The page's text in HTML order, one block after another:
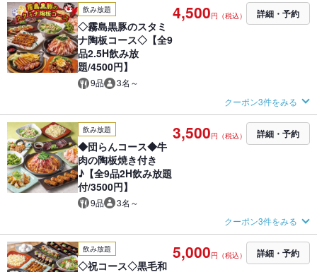
飲み放題
◇霧島黒豚のスタミ
ナ陶板コース◇【全9
品2.5H飲み放
題/4500円】
9品 3名～
4,500円（税込） 詳細・予約
クーポン3件をみる
飲み放題
◆団らんコース◆牛
肉の陶板焼き付き
♪【全9品2H飲み放題
付/3500円】
9品 3名～
3,500円（税込） 詳細・予約
クーポン3件をみる
飲み放題
◇祝コース◇黒毛和
5,000円（税込） 詳細・予約